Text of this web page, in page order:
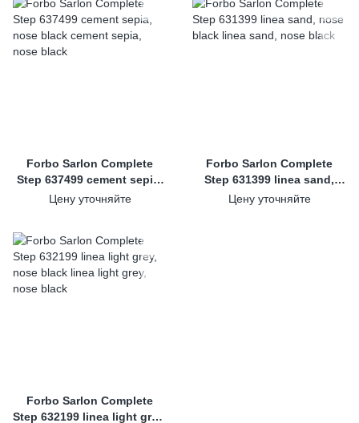
Forbo Sarlon Complete
Step 637499 cement sepia,
nose black
Цену уточняйте
Forbo Sarlon Complete
Step 631399 linea sand,
nose black
Цену уточняйте
Forbo Sarlon Complete
Step 632199 linea light grey,